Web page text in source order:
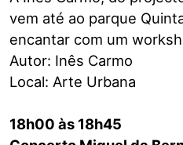
vem até ao parque
encantar com um
Autor: Inês Carmo
Local: Arte Urbana
18h00 às 18h45